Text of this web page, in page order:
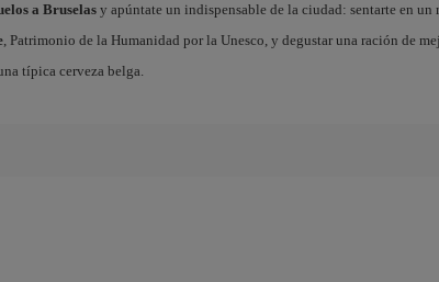
a Bruselasy apúntate un indispensable de la ciudad: sentarte en un
, Patrimonio de la Humanidad por la Unesco, y degustar una ración de
típica cerveza belga.